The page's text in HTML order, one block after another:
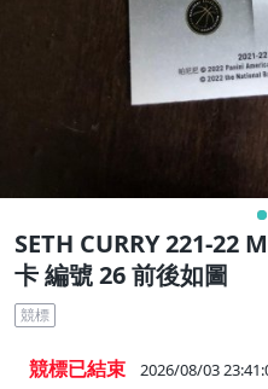
SETH CURRY 221-22
卡 編號 26 前後如圖
競標
競標已結束 2026/08/03